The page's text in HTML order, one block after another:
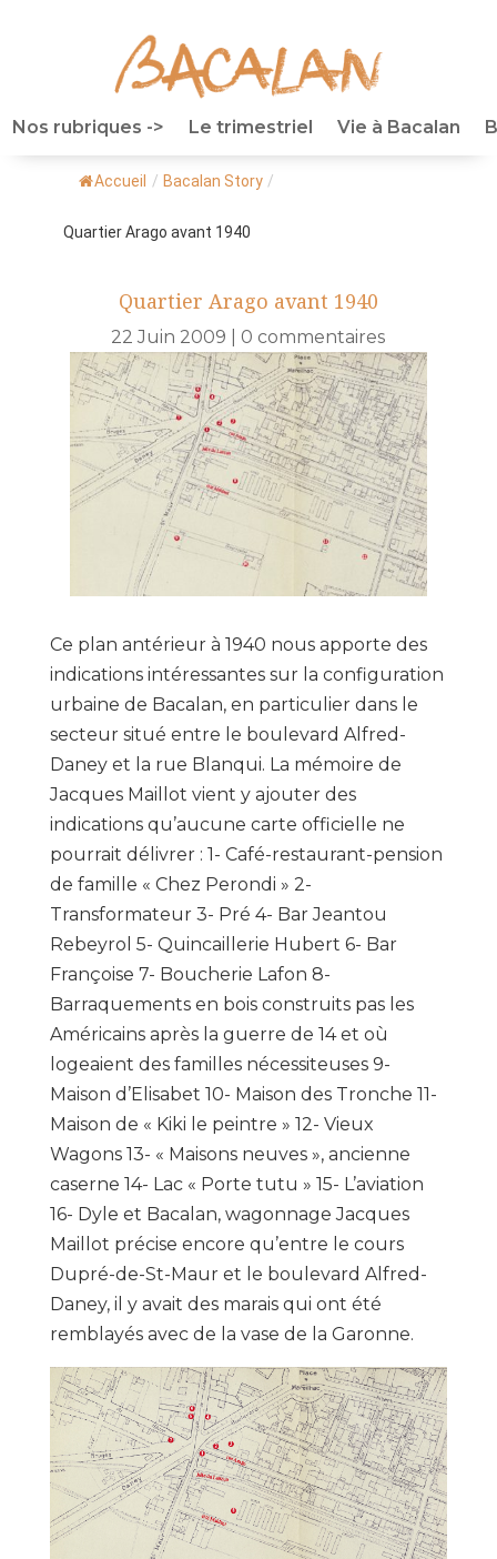
Nos rubriques -> Le trimestriel Vie à Bacalan
Accueil / Bacalan Story /
Quartier Arago avant 1940
Quartier Arago avant 1940
22 Juin 2009 0 commentaires
Ce plan antérieur à 1940 nous apporte des
indications intéressantes sur la configuration
urbaine de Bacalan, en particulier dans le
secteur situé entre le boulevard Alfred-
Daney et la rue Blanqui. La mémoire de
Jacques Maillot vient y ajouter des
indications qu’aucune carte officielle ne
pourrait délivrer : 1- Café-restaurant-pension
de famille « Chez Perondi » 2-
Transformateur 3- Pré 4- Bar Jeantou
Rebeyrol 5- Quincaillerie Hubert 6- Bar
Françoise 7- Boucherie Lafon 8-
Barraquements en bois construits pas les
Américains après la guerre de 14 et où
logeaient des familles nécessiteuses 9-
Maison d’Elisabet 10- Maison des Tronche 11-
Maison de « Kiki le peintre » 12- Vieux
Wagons 13- « Maisons neuves », ancienne
caserne 14- Lac « Porte tutu » 15- L’aviation
16- Dyle et Bacalan, wagonnage Jacques
Maillot précise encore qu’entre le cours
Dupré-de-St-Maur et le boulevard Alfred-
Daney, il y avait des marais qui ont été
remblayés avec de la vase de la Garonne.